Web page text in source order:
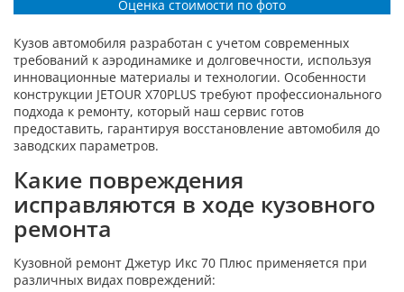
Оценка стоимости по фото
Кузов автомобиля разработан с учетом современных
требований к аэродинамике и долговечности, используя
инновационные материалы и технологии. Особенности
конструкции JETOUR X70PLUS требуют профессионального
подхода к ремонту, который наш сервис готов
предоставить, гарантируя восстановление автомобиля до
заводских параметров.
Какие повреждения
исправляются в ходе кузовного
ремонта
Кузовной ремонт Джетур Икс 70 Плюс применяется при
различных видах повреждений: